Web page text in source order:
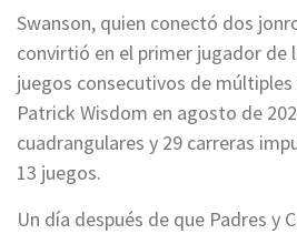
Swanson, quien conectó dos
convirtió en el primer jugador de
juegos consecutivos de
Patrick Wisdom en agosto de
cuadrangulares y 29 carreras
13 juegos.
Un día después de que Padres y